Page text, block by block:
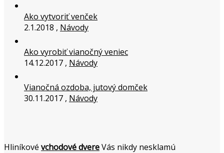
Ako vytvoriť venček
2.1.2018 , Návody
Ako vyrobiť vianočný veniec
14.12.2017 , Návody
Vianočná ozdoba, jutový domček
30.11.2017 , Návody
Hliníkové vchodové dvereVás nikdy nesklamú